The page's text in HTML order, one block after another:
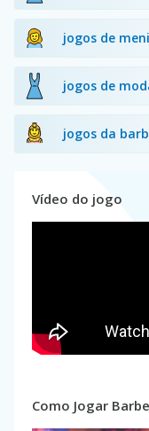
jogos de
jogos de
jogos da
Vídeo do jogo
Como Jogar